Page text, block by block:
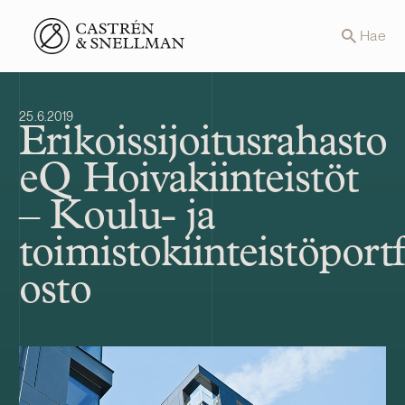
Front page Hae
25.6.2019
Erikoissijoitusrahasto
eQ Hoivakiinteistöt
– Koulu- ja
osto